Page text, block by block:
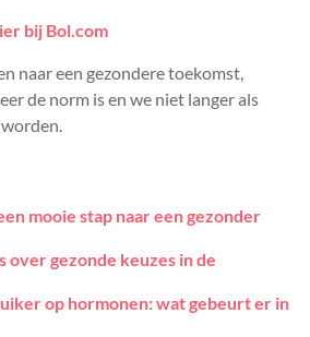
bij Bol.com
naar een gezondere toekomst,
de norm is en we niet langer als
mooie stap naar een gezonder
over gezonde keuzes in de
op hormonen: wat gebeurt er in